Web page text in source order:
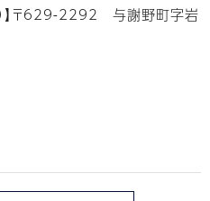
）】〒629-2292 与謝野町字岩